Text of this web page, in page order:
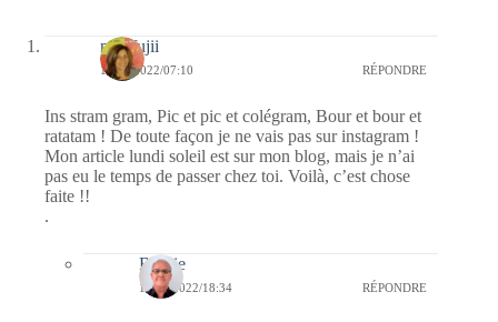
missfujii
12/01/2022/07:10 RÉPONDRE
Ins stram gram, Pic et pic et colégram, Bour et bour et
ratatam ! De toute façon je ne vais pas sur instagram !
Mon article lundi soleil est sur mon blog, mais je n’ai
pas eu le temps de passer chez toi. Voilà, c’est chose
faite !!
.
Bernie
12/01/2022/18:34 RÉPONDRE